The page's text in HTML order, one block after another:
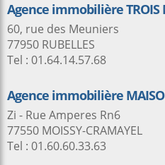
Agence immobilière TROIS
60, rue des Meuniers
77950 RUBELLES
Tel : 01.64.14.57.68
Agence immobilière
Zi - Rue Amperes Rn6
77550 MOISSY-CRAMAYEL
Tel : 01.60.60.33.63